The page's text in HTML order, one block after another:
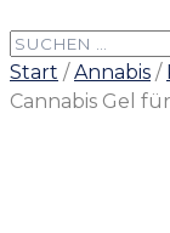
Start /Annabis /
Cannabis Gel